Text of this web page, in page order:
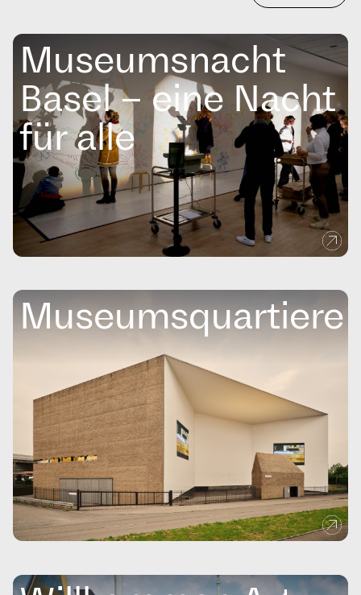
Museumsnacht
Basel – eine Nacht
für alle
Museumsquartiere